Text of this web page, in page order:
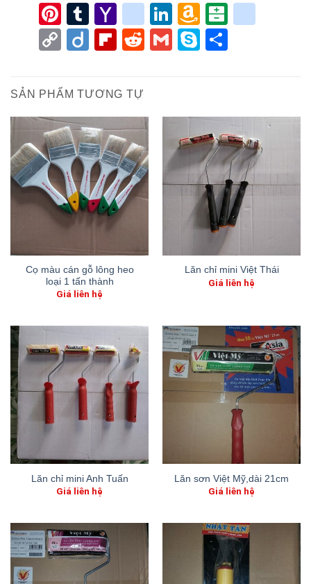
Pinterest
Tumblr
Yahoo
Mail
LinkedIn
Amazon
Wish
List
CopyDiigoFlipboard
RedditGmail
SkypeShare
SẢN PHẨM TƯƠNG TỰ
Cọ màu cán gỗ lông heo
loại 1 tấn thành
Giá liên hệ
Lăn chỉ mini Việt Thái
Giá liên hệ
Lăn chỉ mini Anh Tuấn
Giá liên hệ
Lăn sơn Việt Mỹ,dài 21cm
Giá liên hệ